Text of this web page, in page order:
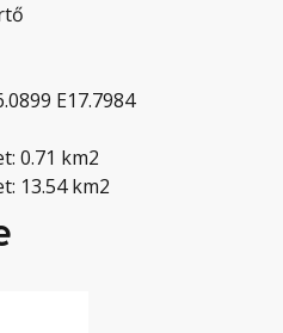
E17.7984
0.71 km2
13.54 km2